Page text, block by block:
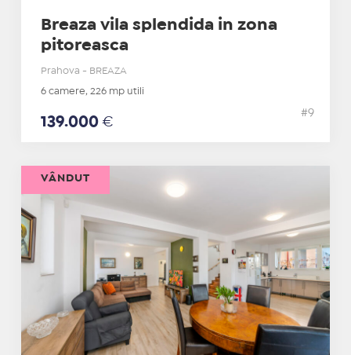
Breaza vila splendida in zona
pitoreasca
Prahova - BREAZA
6 camere, 226 mp utili
139.000 €
#9
VÂNDUT